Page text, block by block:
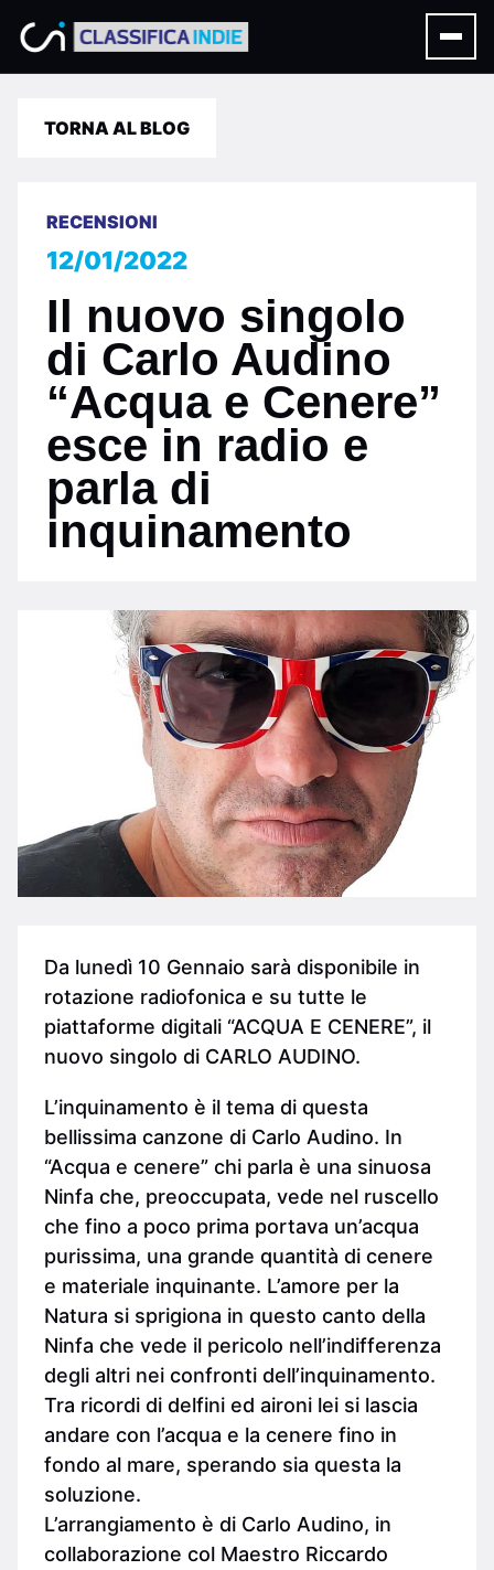
TORNA AL BLOG
RECENSIONI
12/01/2022
Il nuovo singolo
di Carlo Audino
“Acqua e Cenere”
esce in radio e
parla di
inquinamento
Da lunedì 10 Gennaio sarà disponibile in
rotazione radiofonica e su tutte le
piattaforme digitali “ACQUA E CENERE”, il
nuovo singolo di CARLO AUDINO.
L’inquinamento è il tema di questa
bellissima canzone di Carlo Audino. In
“Acqua e cenere” chi parla è una sinuosa
Ninfa che, preoccupata, vede nel ruscello
che fino a poco prima portava un’acqua
purissima, una grande quantità di cenere
e materiale inquinante. L’amore per la
Natura si sprigiona in questo canto della
Ninfa che vede il pericolo nell’indifferenza
degli altri nei confronti dell’inquinamento.
Tra ricordi di delfini ed aironi lei si lascia
andare con l’acqua e la cenere fino in
fondo al mare, sperando sia questa la
soluzione.
L’arrangiamento è di Carlo Audino, in
collaborazione col Maestro Riccardo